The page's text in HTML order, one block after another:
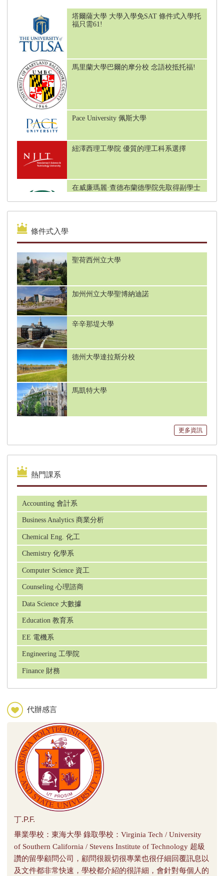
塔爾薩大學 大學入學免SAT 條件式入學托
福只需61!
馬里蘭大學巴爾的摩分校 念語校抵托福!
Pace University 佩斯大學
紐澤西理工學院 優質的理工科系選擇
在威廉瑪麗·查德布蘭德學院先取得副學士
NEU 東北大學 免GMAT 申請專案管理碩
士 專業分析碩士
優質公立大學 條件式 眾多科系皆可申請
Oregon State University 奧瑞岡州立大學
南佛羅里達大學 精選州立大學 電機碩士
St Louis University 頂尖物流管理碩士 全美
USC 南加大 眾多碩士可接受條件式申請
Brandeis University 全美前35 名大學
University of Mass Boston 麻州大學波士頓
分校 免GMAT/GRE
University of Mass Lowell 馬薩諸塞大學洛
厄爾分校條件式入學 免GRE/GMAT
茅斯分校 免GMAT/GRE
Claremont Graduate University 商學院全美
前百大
U of Alabama Birmingham 阿拉巴馬大學伯
明翰_公衛系全美排名TOP 2
Colorado State University 科羅拉多州立大
學
條件式入學
聖荷西州立大學
加州州立大學聖博納迪諾
辛辛那堤大學
德州大學達拉斯分校
馬凱特大學
更多資訊
熱門課系
Accounting 會計系
Business Analytics 商業分析
Chemical Eng. 化工
Chemistry 化學系
Computer Science 資工
Counseling 心理諮商
Data Science 大數據
Education 教育系
EE 電機系
Engineering 工學院
Finance 財務
Food Science 食品營養
IMC 整合行銷傳播
Marketing 行銷
Material Eng. 材料系
MBA 企業管理 Business
Mechanical Eng. 機械系
MFA 藝術系
Supply Chain 物流管理
TESOL 英語教學
代辦感言
丁.P.F.
畢業學校：東海大學 錄取學校：Virginia Tech / University
of Southern California / Stevens Institute of Technology 超級
讚的留學顧問公司，顧問很親切很專業也很仔細回覆訊息以
及文件都非常快速，學校都介紹的很詳細，會針對每個人的